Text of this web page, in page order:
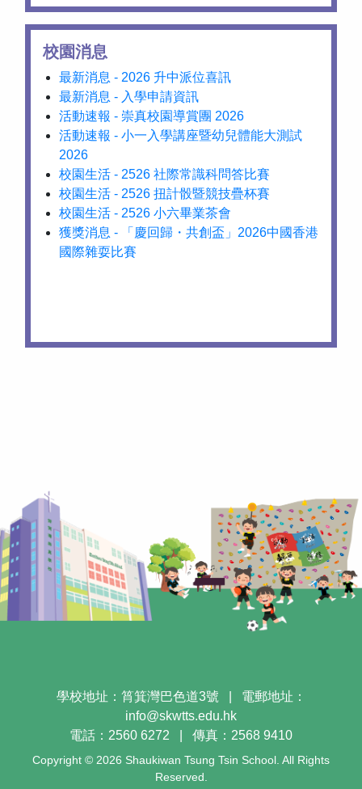
校園消息
最新消息 - 2026 升中派位喜訊
最新消息 - 入學申請資訊
活動速報 - 崇真校園導賞團 2026
活動速報 - 小一入學講座暨幼兒體能大測試
2026
校園生活 - 2526 社際常識科問答比賽
校園生活 - 2526 扭計骰暨競技疊杯賽
校園生活 - 2526 小六畢業茶會
獲獎消息 - 「慶回歸・共創盃」2026中國香港
國際雜耍比賽
學校地址：筲箕灣巴色道3號
電郵地址：
info@skwtts.edu.hk
電話：2560 6272
傳真：2568 9410
Copyright © 2026 Shaukiwan Tsung Tsin School. All Rights
Reserved.